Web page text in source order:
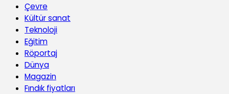
Çevre
Kültür sanat
Teknoloji
Eğitim
Röportaj
Dünya
Magazin
Fındık fiyatları